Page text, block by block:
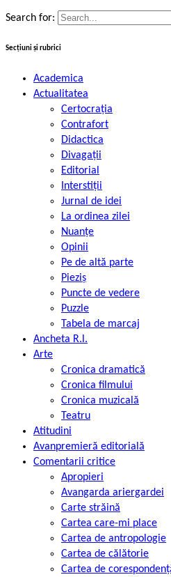
Search for:
Secțiuni și rubrici
Academica
Actualitatea
Certocrația
Contrafort
Didactica
Divagații
Editorial
Interstiții
Jurnal de idei
La ordinea zilei
Nuanțe
Opinii
Pe de altă parte
Pieziș
Puncte de vedere
Puzzle
Tabela de marcaj
Ancheta R.l.
Arte
Cronica dramatică
Cronica filmului
Cronica muzicală
Teatru
Atitudini
Avanpremieră editorială
Comentarii critice
Apropieri
Avangarda ariergardei
Carte străină
Cartea care-mi place
Cartea de antropologie
Cartea de călătorie
Cartea de